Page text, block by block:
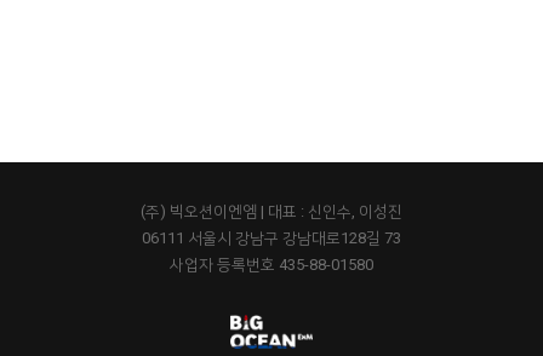
(주) 빅오션이엔엠 | 대표 : 신인수, 이성진
06111 서울시 강남구 강남대로128길 73
사업자 등록번호 435-88-01580